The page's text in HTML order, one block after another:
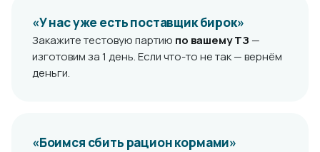
«У нас уже есть поставщик бирок»
Закажите тестовую партию по вашему ТЗ —
изготовим за 1 день. Если что-то не так — вернём
деньги.
«Боимся сбить рацион кормами»